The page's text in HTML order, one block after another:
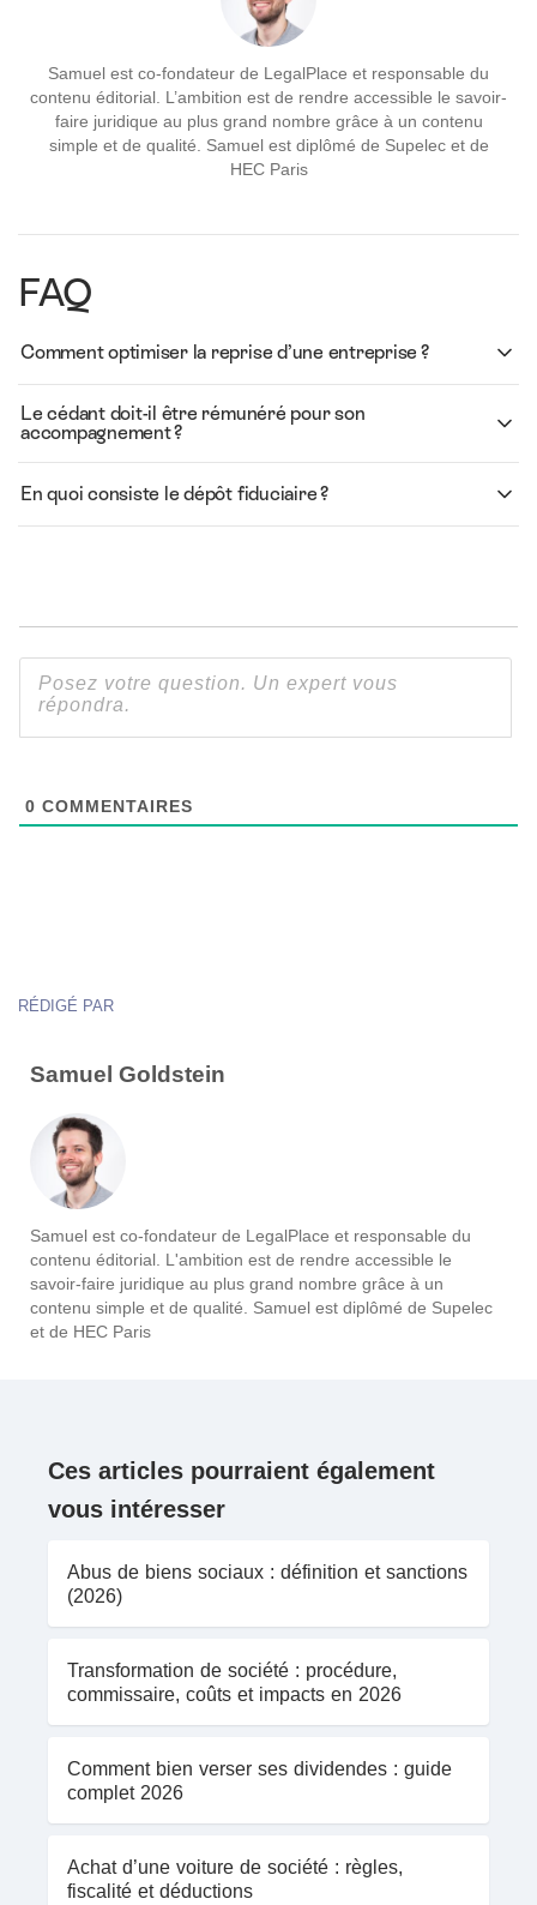
Samuel est co-fondateur de LegalPlace et responsable du
contenu éditorial. L’ambition est de rendre accessible le savoir-
faire juridique au plus grand nombre grâce à un contenu
simple et de qualité. Samuel est diplômé de Supelec et de
HEC Paris
FAQ
Comment optimiser la reprise d’une entreprise ?
Le cédant doit-il être rémunéré pour son
accompagnement ?
En quoi consiste le dépôt fiduciaire ?
0 COMMENTAIRES
RÉDIGÉ PAR
Samuel Goldstein
Samuel est co-fondateur de LegalPlace et responsable du
contenu éditorial. L'ambition est de rendre accessible le
savoir-faire juridique au plus grand nombre grâce à un
contenu simple et de qualité. Samuel est diplômé de Supelec
et de HEC Paris
Ces articles pourraient également
vous intéresser
Abus de biens sociaux : définition et sanctions
(2026)
Transformation de société : procédure,
commissaire, coûts et impacts en 2026
Comment bien verser ses dividendes : guide
complet 2026
Achat d’une voiture de société : règles,
fiscalité et déductions